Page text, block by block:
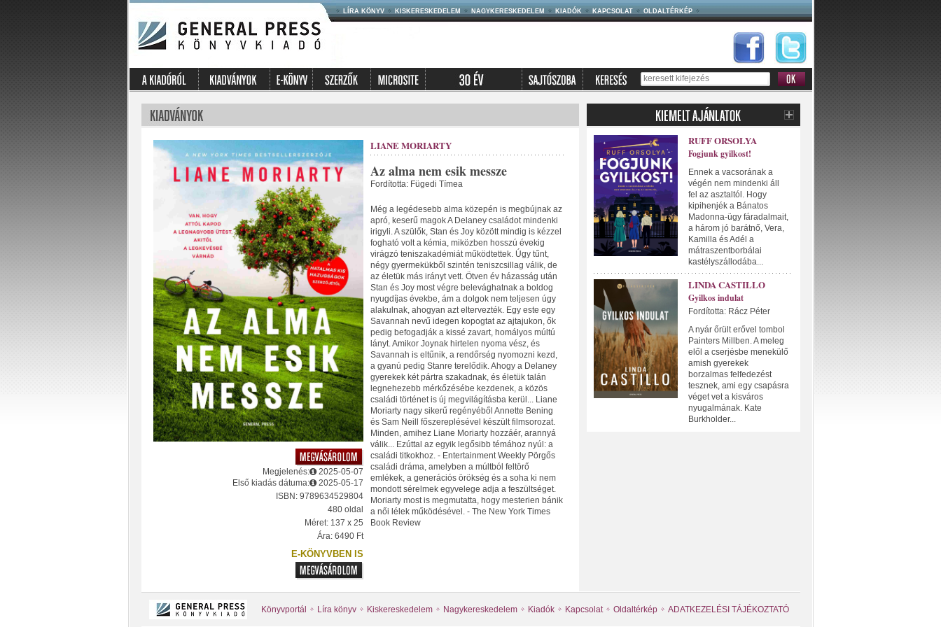
LÍRA KÖNYV KISKERESKEDELEM NAGYKERESKEDELEM KIADÓK KAPCSOLAT OLDALTÉRKÉP
Megjelenés:
2025-05-07
Első kiadás dátuma:
2025-05-17
ISBN: 9789634529804
480 oldal
Méret: 137 x 25
Ára: 6490 Ft
E-KÖNYVBEN IS
LIANE MORIARTY
Az alma nem esik messze
Fordította: Fügedi Tímea
Még a legédesebb alma közepén is megbújnak az
apró, keserű magok A Delaney családot mindenki
irigyli. A szülők, Stan és Joy között mindig is kézzel
fogható volt a kémia, miközben hosszú évekig
virágzó teniszakadémiát működtettek. Úgy tűnt,
négy gyermekükből szintén teniszcsillag válik, de
az életük más irányt vett. Ötven év házasság után
Stan és Joy most végre belevághatnak a boldog
nyugdíjas évekbe, ám a dolgok nem teljesen úgy
alakulnak, ahogyan azt eltervezték. Egy este egy
Savannah nevű idegen kopogtat az ajtajukon, ők
pedig befogadják a kissé zavart, homályos múltú
lányt. Amikor Joynak hirtelen nyoma vész, és
Savannah is eltűnik, a rendőrség nyomozni kezd,
a gyanú pedig Stanre terelődik. Ahogy a Delaney
gyerekek két pártra szakadnak, és életük talán
legnehezebb mérkőzésébe kezdenek, a közös
családi történet is új megvilágításba kerül... Liane
Moriarty nagy sikerű regényéből Annette Bening
és Sam Neill főszereplésével készült filmsorozat.
Minden, amihez Liane Moriarty hozzáér, arannyá
válik... Ezúttal az egyik legősibb témához nyúl: a
családi titkokhoz. - Entertainment Weekly Pörgős
családi dráma, amelyben a múltból feltörő
emlékek, a generációs örökség és a soha ki nem
mondott sérelmek egyvelege adja a feszültséget.
Moriarty most is megmutatta, hogy mesterien bánik
a női lélek működésével. - The New York Times
Book Review
RUFF ORSOLYA
Fogjunk gyilkost!
Ennek a vacsorának a
végén nem mindenki áll
fel az asztaltól. Hogy
kipihenjék a Bánatos
Madonna-ügy fáradalmait,
a három jó barátnő, Vera,
Kamilla és Adél a
mátraszentborbálai
kastélyszállodába...
LINDA CASTILLO
Gyilkos indulat
Fordította: Rácz Péter
A nyár őrült erővel tombol
Painters Millben. A meleg
elől a cserjésbe menekülő
amish gyerekek
borzalmas felfedezést
tesznek, ami egy csapásra
véget vet a kisváros
nyugalmának. Kate
Burkholder...
Könyvportál Líra könyv Kiskereskedelem Nagykereskedelem Kiadók Kapcsolat Oldaltérkép ADATKEZELÉSI TÁJÉKOZTATÓ